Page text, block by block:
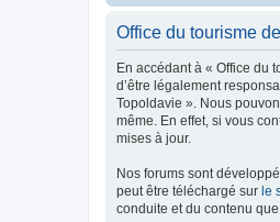
Office du tourisme
En accédant à « Office du
d’être légalement
Topoldavie ». Nous
même. En effet, si vous
mises à jour.
Nos forums sont
peut être téléchargé sur le
conduite et du contenu